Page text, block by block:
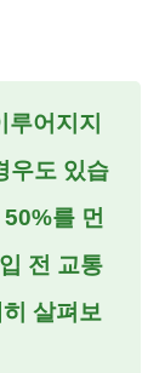
어지지
우도 있습
를 먼
전 교통
살펴보